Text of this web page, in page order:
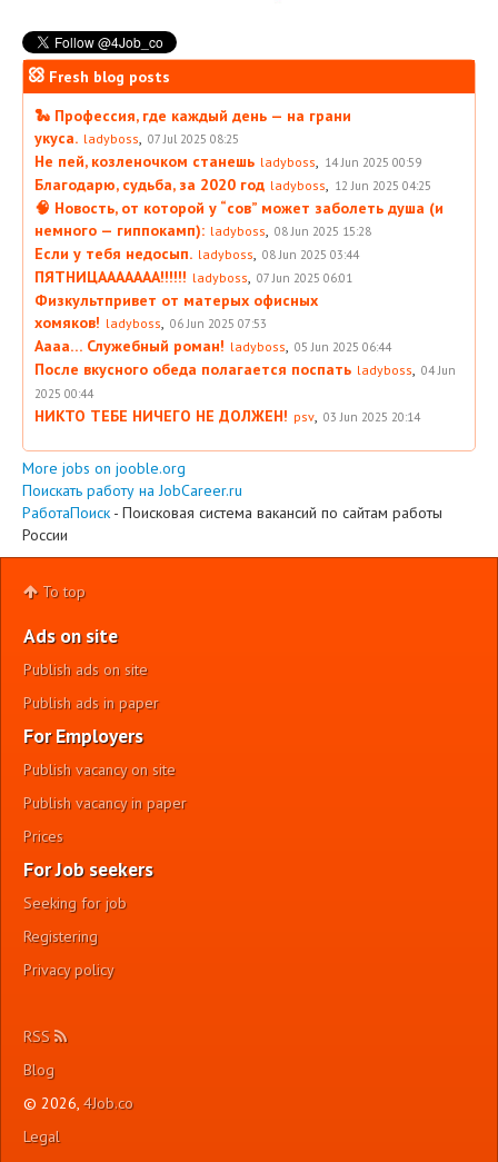
Fresh blog posts
🐍 Профессия, где каждый день — на грани
укуса. ladyboss 07 Jul 2025 08:25
Не пей, козленочком станешь ladyboss 14 Jun 2025 00:59
Благодарю, судьба, за 2020 год ladyboss 12 Jun 2025 04:25
🧠 Новость, от которой у “сов” может заболеть душа (и
немного — гиппокамп): ladyboss 08 Jun 2025 15:28
Если у тебя недосып. ladyboss 08 Jun 2025 03:44
ПЯТНИЦААААААА!!!!!! ladyboss 07 Jun 2025 06:01
Физкультпривет от матерых офисных
хомяков! ladyboss 06 Jun 2025 07:53
Аааа… Служебный роман! ladyboss 05 Jun 2025 06:44
После вкусного обеда полагается поспать ladyboss
04 Jun
2025 00:44
НИКТО ТЕБЕ НИЧЕГО НЕ ДОЛЖЕН! psv 03 Jun 2025 20:14
More jobs on jooble.org
Поискать работу на JobCareer.ru
РаботаПоиск - Поисковая система вакансий по сайтам работы
России
To top
Ads on site
Publish ads on site
Publish ads in paper
For Employers
Publish vacancy on site
Publish vacancy in paper
Prices
For Job seekers
Seeking for job
Registering
Privacy policy
RSS
Blog
© 2026, 4Job.co
Legal